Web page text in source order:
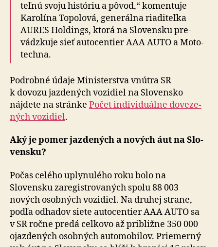
teľ­nú svoju históriu a pôvod,“ komentuje
Karolína Topolová, ge­ne­rálna ria­di­teľ­ka
AURES Holdings, ktorá na Slo­ven­sku pre­
vádz­kuje sieť auto­centier AAA AUTO a Moto­
techna.
Podrobné údaje Ministerstva vnútra SR
k dovozu jazdených vozidiel na Slo­ven­sko
nájdete na stránke Počet indi­vi­du­álne do­ve­ze­
ných vozi­diel.
Aký je pomer jazdených a nových áut na Slo­
ven­sku?
Počas celého uplynulého roku bolo na
Slovensku za­re­gistro­va­ných spolu 88 003
nových osobných vozidiel. Na dru­hej strane,
podľa odhadov siete auto­centier AAA AUTO sa
v SR ročne predá celkovo až pri­bližne 350 000
ojaz­de­ných osobných auto­mo­bi­lov. Priemerný